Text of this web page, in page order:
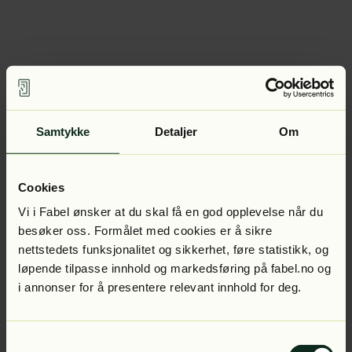
Samtykke Detaljer Om
Cookies
Vi i Fabel ønsker at du skal få en god opplevelse når du
besøker oss. Formålet med cookies er å sikre
nettstedets funksjonalitet og sikkerhet, føre statistikk, og
løpende tilpasse innhold og markedsføring på fabel.no og
i annonser for å presentere relevant innhold for deg.